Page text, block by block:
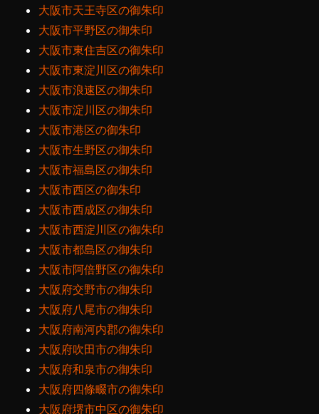
大阪市天王寺区の御朱印
大阪市平野区の御朱印
大阪市東住吉区の御朱印
大阪市東淀川区の御朱印
大阪市浪速区の御朱印
大阪市淀川区の御朱印
大阪市港区の御朱印
大阪市生野区の御朱印
大阪市福島区の御朱印
大阪市西区の御朱印
大阪市西成区の御朱印
大阪市西淀川区の御朱印
大阪市都島区の御朱印
大阪市阿倍野区の御朱印
大阪府交野市の御朱印
大阪府八尾市の御朱印
大阪府南河内郡の御朱印
大阪府吹田市の御朱印
大阪府和泉市の御朱印
大阪府四條畷市の御朱印
大阪府堺市中区の御朱印